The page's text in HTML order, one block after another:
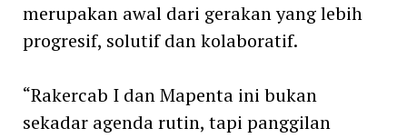
merupakan awal dari gerakan yang lebih
progresif, solutif dan kolaboratif.
“Rakercab I dan Mapenta ini bukan
sekadar agenda rutin, tapi panggilan